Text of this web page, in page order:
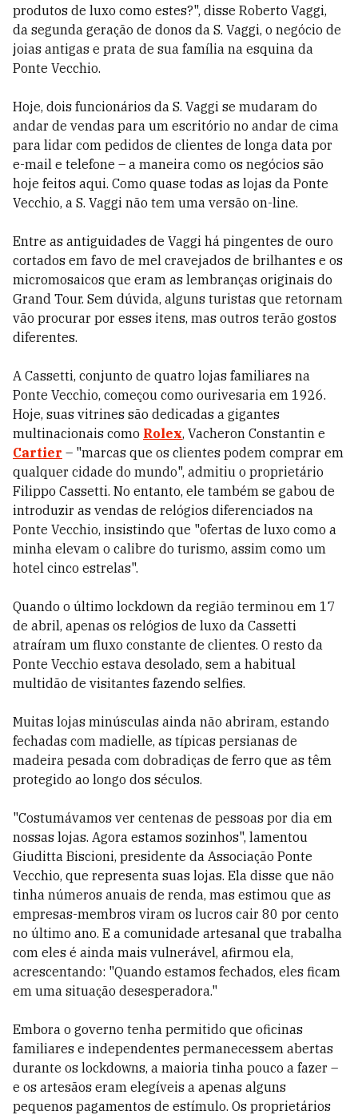
produtos de luxo como estes?", disse Roberto Vaggi,
da segunda geração de donos da S. Vaggi, o negócio de
joias antigas e prata de sua família na esquina da
Ponte Vecchio.
Hoje, dois funcionários da S. Vaggi se mudaram do
andar de vendas para um escritório no andar de cima
para lidar com pedidos de clientes de longa data por
e-mail e telefone – a maneira como os negócios são
hoje feitos aqui. Como quase todas as lojas da Ponte
Vecchio, a S. Vaggi não tem uma versão on-line.
Entre as antiguidades de Vaggi há pingentes de ouro
cortados em favo de mel cravejados de brilhantes e os
micromosaicos que eram as lembranças originais do
Grand Tour. Sem dúvida, alguns turistas que retornam
vão procurar por esses itens, mas outros terão gostos
diferentes.
A Cassetti, conjunto de quatro lojas familiares na
Ponte Vecchio, começou como ourivesaria em 1926.
Hoje, suas vitrines são dedicadas a gigantes
multinacionais como Rolex, Vacheron Constantin e
Cartier – "marcas que os clientes podem comprar em
qualquer cidade do mundo", admitiu o proprietário
Filippo Cassetti. No entanto, ele também se gabou de
introduzir as vendas de relógios diferenciados na
Ponte Vecchio, insistindo que "ofertas de luxo como a
minha elevam o calibre do turismo, assim como um
hotel cinco estrelas".
Quando o último lockdown da região terminou em 17
de abril, apenas os relógios de luxo da Cassetti
atraíram um fluxo constante de clientes. O resto da
Ponte Vecchio estava desolado, sem a habitual
multidão de visitantes fazendo selfies.
Muitas lojas minúsculas ainda não abriram, estando
fechadas com madielle, as típicas persianas de
madeira pesada com dobradiças de ferro que as têm
protegido ao longo dos séculos.
"Costumávamos ver centenas de pessoas por dia em
nossas lojas. Agora estamos sozinhos", lamentou
Giuditta Biscioni, presidente da Associação Ponte
Vecchio, que representa suas lojas. Ela disse que não
tinha números anuais de renda, mas estimou que as
empresas-membros viram os lucros cair 80 por cento
no último ano. E a comunidade artesanal que trabalha
com eles é ainda mais vulnerável, afirmou ela,
acrescentando: "Quando estamos fechados, eles ficam
em uma situação desesperadora."
Embora o governo tenha permitido que oficinas
familiares e independentes permanecessem abertas
durante os lockdowns, a maioria tinha pouco a fazer –
e os artesãos eram elegíveis a apenas alguns
pequenos pagamentos de estímulo. Os proprietários